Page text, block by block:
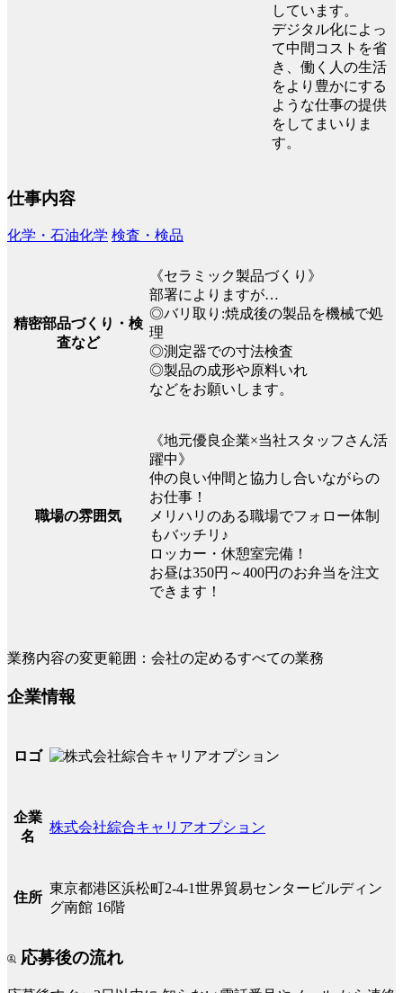
しています。
デジタル化によっ
て中間コストを省
き、働く人の生活
をより豊かにする
ような仕事の提供
をしてまいりま
す。
仕事内容
化学・石油化学 検査・検品
精密部品づくり・検
査など
《セラミック製品づくり》
部署によりますが…
◎バリ取り:焼成後の製品を機械で処
理
◎測定器での寸法検査
◎製品の成形や原料いれ
などをお願いします。
職場の雰囲気
《地元優良企業×当社スタッフさん活
躍中》
仲の良い仲間と協力し合いながらの
お仕事！
メリハリのある職場でフォロー体制
もバッチリ♪
ロッカー・休憩室完備！
お昼は350円～400円のお弁当を注文
できます！
業務内容の変更範囲：会社の定めるすべての業務
企業情報
ロゴ
企業
名
株式会社綜合キャリアオプション
住所
東京都港区浜松町2-4-1世界貿易センタービルディン
グ南館 16階
応募後の流れ